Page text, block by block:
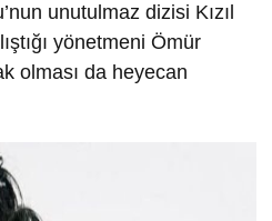
unutulmaz dizisi Kızıl
yönetmeni Ömür
olması da heyecan